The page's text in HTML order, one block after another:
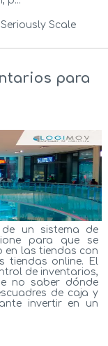
Scale
para
de un sistema de
para que se
en las tiendas con
tiendas online. El
de inventarios,
no saber dónde
de caja y
invertir en un